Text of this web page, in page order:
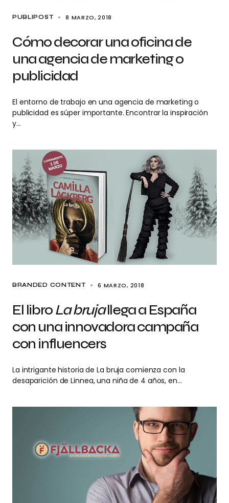
PUBLIPOST 8 MARZO, 2018
Cómo decorar una oficina de
una agencia de marketing o
publicidad
El entorno de trabajo en una agencia de marketing o
publicidad es súper importante. Encontrar la inspiración
y…
BRANDED CONTENT 6 MARZO, 2018
El libroLa brujallega a España
con una innovadora campaña
con influencers
La intrigante historia de La bruja comienza con la
desaparición de Linnea, una niña de 4 años, en…